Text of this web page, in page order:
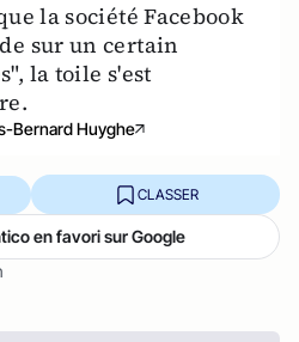
la société Facebook
sur un certain
la toile s'est
Bernard Huyghe
CLASSER
en favori sur Google